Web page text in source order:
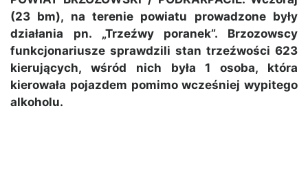
(23 bm), na terenie powiatu prowadzone były
działania pn. „Trzeźwy poranek”. Brzozowscy
funkcjonariusze sprawdzili stan trzeźwości 623
kierujących, wśród nich była 1 osoba, która
kierowała pojazdem pomimo wcześniej wypitego
alkoholu.